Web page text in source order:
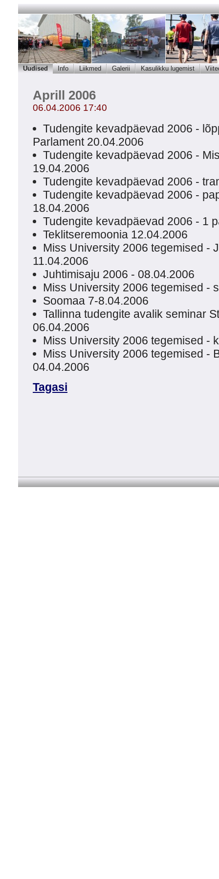
Uudised Info Liikmed Galerii Kasulikku lugemist
Aprill 2006
06.04.2006 17:40
Tudengite kevadpäevad 2006 -
Parlament 20.04.2006
Tudengite kevadpäevad 2006 -
19.04.2006
Tudengite kevadpäevad 2006 -
Tudengite kevadpäevad 2006 -
18.04.2006
Tudengite kevadpäevad 2006 - 1
Teklitseremoonia 12.04.2006
Miss University 2006 tegemised -
11.04.2006
Juhtimisaju 2006 - 08.04.2006
Miss University 2006 tegemised -
Soomaa 7-8.04.2006
Tallinna tudengite avalik seminar
06.04.2006
Miss University 2006 tegemised -
Miss University 2006 tegemised -
04.04.2006
Tagasi